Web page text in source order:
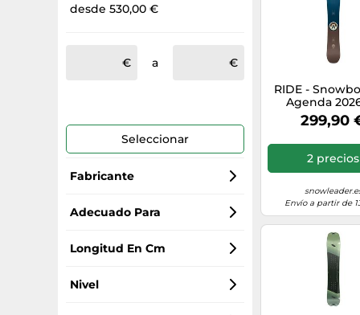
desde 530,00 €
a
Seleccionar
Fabricante
Nitro
Burton
K2
Adecuado Para
hombre
mujer
Longitud En Cm
159
Nivel
RIDE -
Agenda
Madera - Talla
Azul Azul 155
299,90
2 precios
Envío a partir de